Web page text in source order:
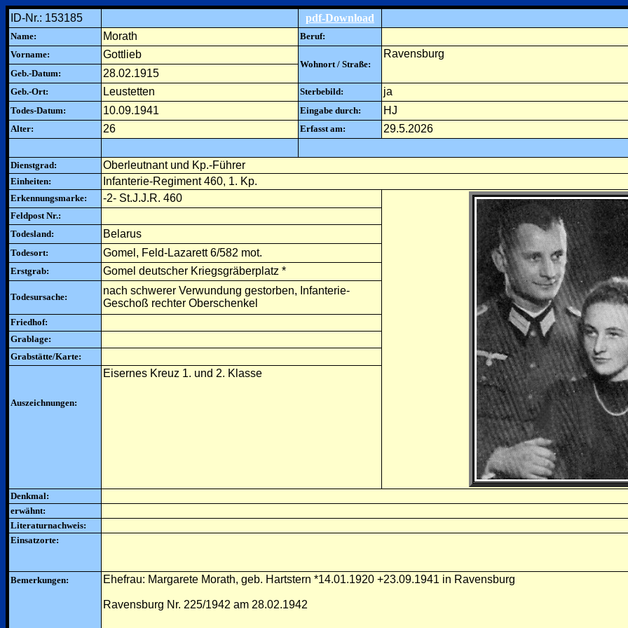
ID-Nr.: 153185 pdf-Download
Name: Morath
Beruf:
Vorname:
Gottlieb
Wohnort / Straße:
Ravensburg
Geb.-Datum: 28.02.1915
Geb.-Ort: Leustetten Sterbebild: ja
Todes-Datum: 10.09.1941 Eingabe durch: HJ
Alter: 26 Erfasst am: 29.5.2026
Dienstgrad: Oberleutnant und Kp.-Führer
Einheiten: Infanterie-Regiment 460, 1. Kp.
Erkennungsmarke: -2- St.J.J.R. 460
Feldpost Nr.:
Todesland:
Belarus
Todesort: Gomel, Feld-Lazarett 6/582 mot.
Erstgrab: Gomel deutscher Kriegsgräberplatz *
Todesursache:
nach schwerer Verwundung gestorben, Infanterie-
Geschoß rechter Oberschenkel
Friedhof:
Grablage:
Grabstätte/Karte:
Auszeichnungen:
Eisernes Kreuz 1. und 2. Klasse
Denkmal:
erwähnt:
Literaturnachweis:
Einsatzorte:
Bemerkungen: Ehefrau: Margarete Morath, geb. Hartstern *14.01.1920 +23.09.1941 in Ravensburg
Ravensburg Nr. 225/1942 am 28.02.1942